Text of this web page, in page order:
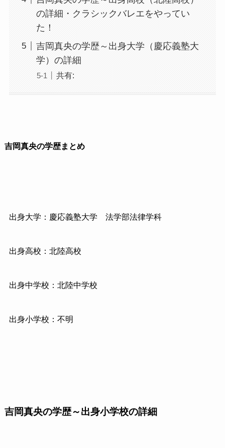
の詳細・クラシックバレエをやってい
た！
吉岡真央の学歴～出身大学（慶応義塾大
学）の詳細
共有:
吉岡真央の学歴まとめ
出身大学：慶応義塾大学 法学部法律学科
出身高校：北陸高校
出身中学校：北陸中学校
出身小学校：不明
吉岡真央の学歴～出身小学校の詳細